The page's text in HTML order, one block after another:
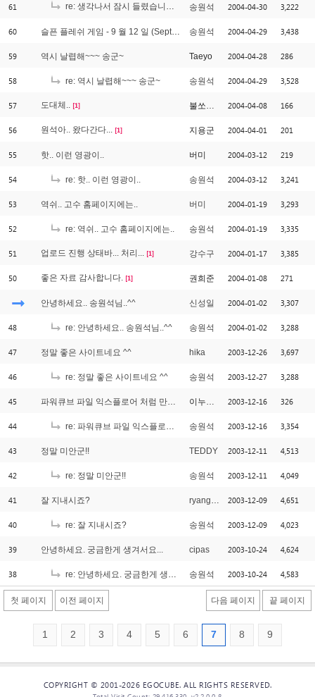
61 re: 생각나서 잠시 들렸습니다. 송원석 2004-04-30 3,222
60 슬픈 플레쉬 게임 - 9 월 12 일 (September 12th) 송원석 2004-04-29 3,438
59 역시 날렵해~~~ 송군~ Taeyo 2004-04-28 286
58 re: 역시 날렵해~~~ 송군~ 송원석 2004-04-29 3,528
57 도대체.. [1] 불쏘시개 2004-04-08 166
56 원석아.. 왔다간다... [1] 지용군 2004-04-01 201
55 핫.. 이런 영광이.. 버미 2004-03-12 219
54 re: 핫.. 이런 영광이.. 송원석 2004-03-12 3,241
53 역쉬.. 고수 홈페이지에는.. 버미 2004-01-19 3,293
52 re: 역쉬.. 고수 홈페이지에는.. 송원석 2004-01-19 3,335
51 업로드 진행 상태바... 처리... [1] 강수구 2004-01-17 3,385
50 좋은 자료 감사합니다. [1] 권희준 2004-01-08 271
안녕하세요.. 송원석님..^^ 신성일 2004-01-02 3,307
48 re: 안녕하세요.. 송원석님..^^ 송원석 2004-01-02 3,288
47 정말 좋은 사이트네요 ^^ hika 2003-12-26 3,697
46 re: 정말 좋은 사이트네요 ^^ 송원석 2003-12-27 3,288
45 파워큐브 파일 익스플로어 처럼 만들고 싶어요... 이누야사 2003-12-16 326
44 re: 파워큐브 파일 익스플로어 처럼 만들고 싶어요... 송원석 2003-12-16 3,354
43 정말 미안군!! TEDDY 2003-12-11 4,513
42 re: 정말 미안군!! 송원석 2003-12-11 4,049
41 잘 지내시죠? ryangchi 2003-12-09 4,651
40 re: 잘 지내시죠? 송원석 2003-12-09 4,023
39 안녕하세요. 궁금한게 생겨서요... cipas 2003-10-24 4,624
38 re: 안녕하세요. 궁금한게 생겨서요... 송원석 2003-10-24 4,583
첫 페이지 이전 페이지 다음 페이지 끝 페이지
1 2 3 4 5 6 7 8 9
COPYRIGHT © 2001-2026 EGOCUBE. ALL RIGHTS RESERVED.